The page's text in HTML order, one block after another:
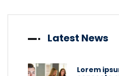
Latest News
Lorem